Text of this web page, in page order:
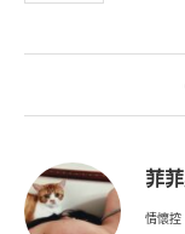
菲
情懷控